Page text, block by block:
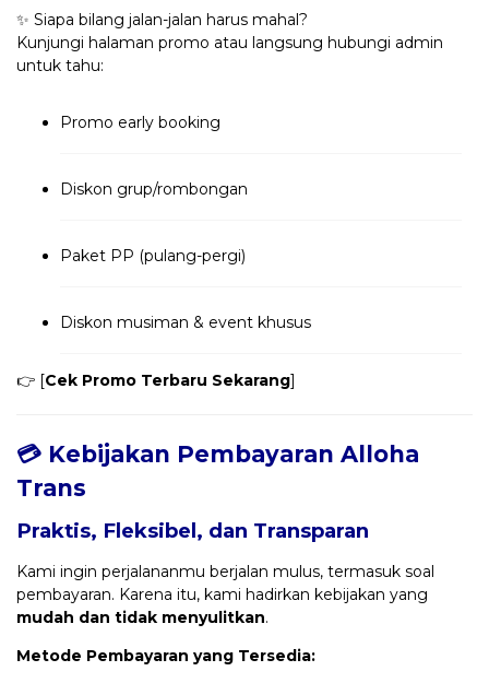
✨ Siapa bilang jalan-jalan harus mahal?
Kunjungi halaman promo atau langsung hubungi admin
untuk tahu:
Promo early booking
Diskon grup/rombongan
Paket PP (pulang-pergi)
Diskon musiman & event khusus
👉 [Cek Promo Terbaru Sekarang]
💳 Kebijakan Pembayaran Alloha
Trans
Praktis, Fleksibel, dan Transparan
Kami ingin perjalananmu berjalan mulus, termasuk soal
pembayaran. Karena itu, kami hadirkan kebijakan yang
mudah dan tidak menyulitkan.
Metode Pembayaran yang Tersedia: